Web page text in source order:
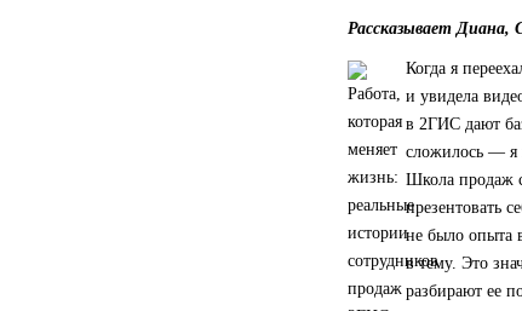
Рассказывает Диана,
Когда я
и увидела
в 2ГИС дают
сложилось — я
Школа продаж
презентовать
не было опыта
в тему. Это
разбирают ее